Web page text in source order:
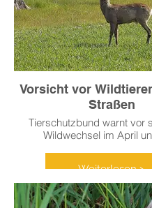
Weiterlesen >
Vorsicht vor
Straßen
Tierschutzbund warnt vor
Wildwechsel im April
Weiterlesen >